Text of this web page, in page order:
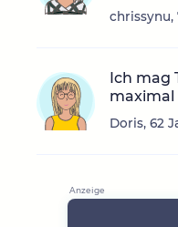
chrissynu,
Ich mag
maximal
Doris, 62